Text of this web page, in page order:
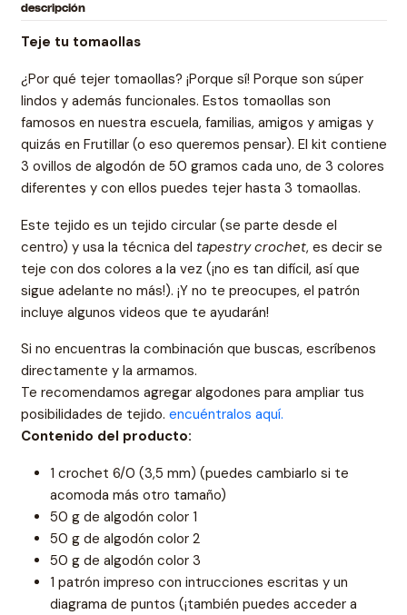
descripción
Teje tu tomaollas
¿Por qué tejer tomaollas? ¡Porque sí! Porque son súper
lindos y además funcionales. Estos tomaollas son
famosos en nuestra escuela, familias, amigos y amigas y
quizás en Frutillar (o eso queremos pensar). El kit contiene
3 ovillos de algodón de 50 gramos cada uno, de 3 colores
diferentes y con ellos puedes tejer hasta 3 tomaollas.
Este tejido es un tejido circular (se parte desde el
centro) y usa la técnica del tapestry crochet, es decir se
teje con dos colores a la vez (¡no es tan difícil, así que
sigue adelante no más!). ¡Y no te preocupes, el patrón
incluye algunos videos que te ayudarán!
Si no encuentras la combinación que buscas, escríbenos
directamente y la armamos.
Te recomendamos agregar algodones para ampliar tus
posibilidades de tejido. encuéntralos aquí.
Contenido del producto:
1 crochet 6/0 (3,5 mm) (puedes cambiarlo si te
acomoda más otro tamaño)
50 g de algodón color 1
50 g de algodón color 2
50 g de algodón color 3
1 patrón impreso con intrucciones escritas y un
diagrama de puntos (¡también puedes acceder a